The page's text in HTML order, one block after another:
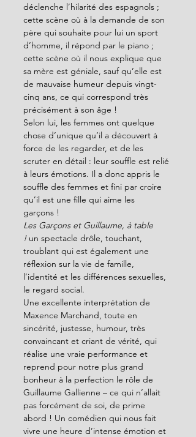
déclenche l’hilarité des espagnols ;
cette scène où à la demande de son
père qui souhaite pour lui un sport
d’homme, il répond par le piano ;
cette scène où il nous explique que
sa mère est géniale, sauf qu’elle est
de mauvaise humeur depuis vingt-
cinq ans, ce qui correspond très
précisément à son âge !
Selon lui, les femmes ont quelque
chose d’unique qu’il a découvert à
force de les regarder, et de les
scruter en détail : leur souffle est relié
à leurs émotions. Il a donc appris le
souffle des femmes et fini par croire
qu’il est une fille qui aime les
garçons !
Les Garçons et Guillaume, à table
! un spectacle drôle, touchant,
troublant qui est également une
réflexion sur la vie de famille,
l’identité et les différences sexuelles,
le regard social.
Une excellente interprétation de
Maxence Marchand, toute en
sincérité, justesse, humour, très
convaincant et criant de vérité, qui
réalise une vraie performance et
reprend pour notre plus grand
bonheur à la perfection le rôle de
Guillaume Gallienne – ce qui n’allait
pas forcément de soi, de prime
abord ! Un comédien qui nous fait
vivre une heure d’intense émotion et